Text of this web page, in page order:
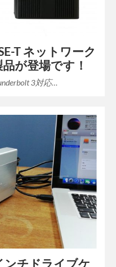
T ネットワーク
が登場です！
3対応…
ンチドライブケ